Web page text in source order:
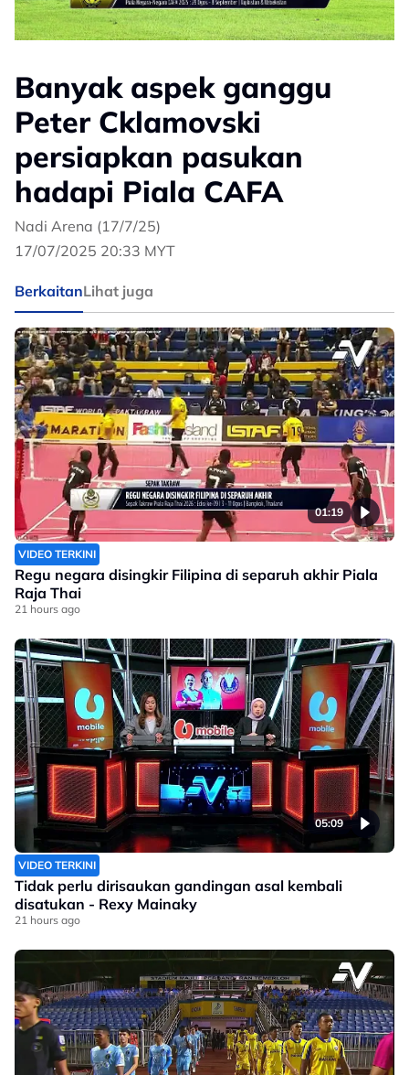
Banyak aspek ganggu
Peter Cklamovski
persiapkan pasukan
hadapi Piala CAFA
Nadi Arena (17/7/25)
17/07/2025 20:33 MYT
BerkaitanLihat juga
01:19
VIDEO TERKINI
Regu negara disingkir Filipina di separuh akhir Piala
Raja Thai
21 hours ago
05:09
VIDEO TERKINI
Tidak perlu dirisaukan gandingan asal kembali
disatukan - Rexy Mainaky
21 hours ago